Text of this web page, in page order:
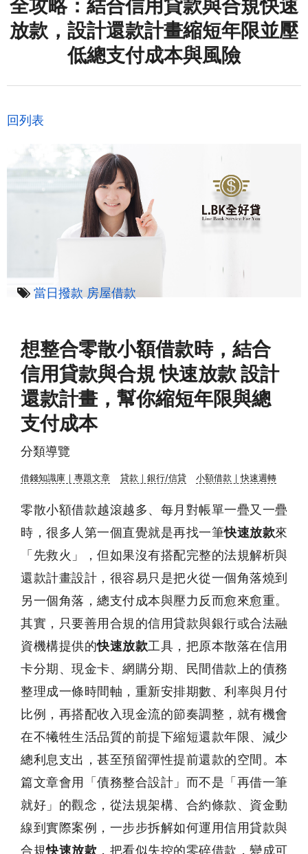
全攻略：結合信用貸款與合規快速
放款，設計還款計畫縮短年限並壓
低總支付成本與風險
回列表
當日撥款 房屋借款
想整合零散小額借款時，結合
信用貸款與合規 快速放款 設計
還款計畫，幫你縮短年限與總
支付成本
分類導覽
借錢知識庫｜專題文章 貸款｜銀行/信貸 小額借款｜快速週轉
零散小額借款越滾越多、每月對帳單一疊又一疊
時，很多人第一個直覺就是再找一筆快速放款來
「先救火」，但如果沒有搭配完整的法規解析與
還款計畫設計，很容易只是把火從一個角落燒到
另一個角落，總支付成本與壓力反而愈來愈重。
其實，只要善用合規的信用貸款與銀行或合法融
資機構提供的快速放款工具，把原本散落在信用
卡分期、現金卡、網購分期、民間借款上的債務
整理成一條時間軸，重新安排期數、利率與月付
比例，再搭配收入現金流的節奏調整，就有機會
在不犧牲生活品質的前提下縮短還款年限、減少
總利息支出，甚至預留彈性提前還款的空間。本
篇文章會用「債務整合設計」而不是「再借一筆
就好」的觀念，從法規架構、合約條款、資金動
線到實際案例，一步步拆解如何運用信用貸款與
合規快速放款 ，把看似失控的零碎借款，變成可